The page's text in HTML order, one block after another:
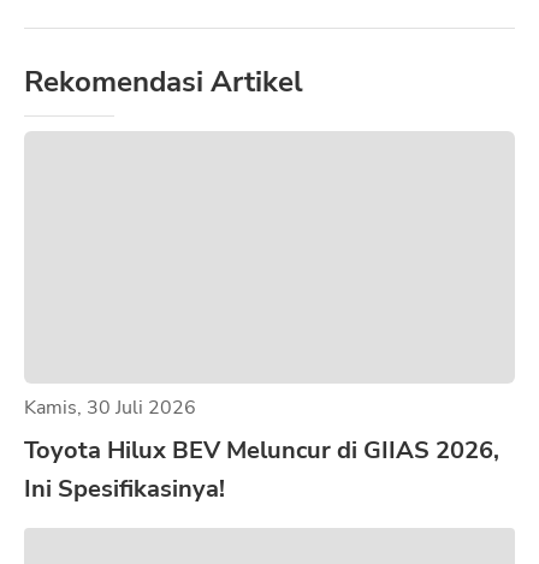
Rekomendasi Artikel
Kamis, 30 Juli 2026
Toyota Hilux BEV Meluncur di GIIAS 2026,
Ini Spesifikasinya!